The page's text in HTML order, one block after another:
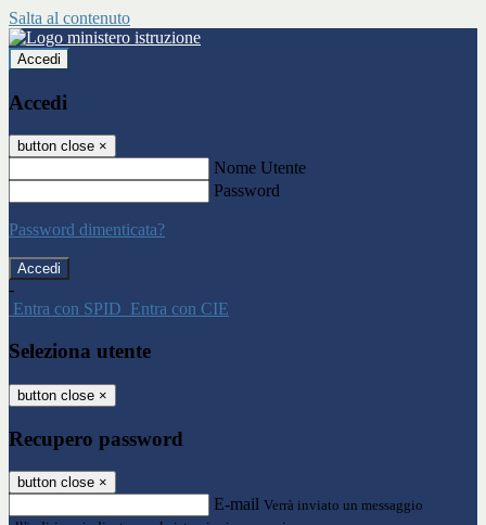
Salta al contenuto
Accedi
Accedi
button close ×
Nome Utente
Password
Password dimenticata?
-
Entra con SPID Entra con CIE
Seleziona utente
button close ×
Recupero password
button close ×
E-mail Verrà inviato un messaggio